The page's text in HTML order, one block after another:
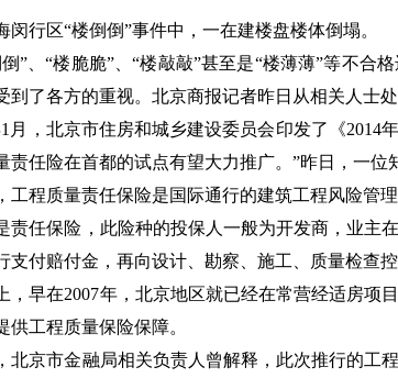
行区“楼倒倒”事件中，一在建楼盘楼体倒塌。
、“楼脆脆”、“楼敲敲”甚至是“楼薄薄”等不合
到了各方的重视。北京商报记者昨日从相关人士
，北京市住房和城乡建设委员会印发了《2014
责任险在首都的试点有望大力推广。”昨日，一位
质量责任保险是国际通行的建筑工程风险管理
任保险，此险种的投保人一般为开发商，业主在
支付赔付金，再向设计、勘察、施工、质量检查
在2007年，北京地区就已经在常营经适房项
供工程质量保险保障。
京市金融局相关负责人曾解释，此次推行的工程